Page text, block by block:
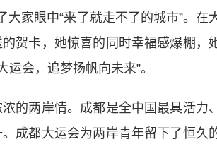
家眼中“来了就走不了的城市”。在
贺卡，她惊喜的同时幸福感爆棚，
会，追梦扬帆向未来”。
的两岸情。成都是全中国最具活力
成都大运会为两岸青年留下了恒久